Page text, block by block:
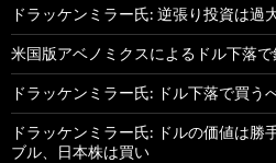
ドラッケンミラー氏: 逆張り投資は過
米国版アベノミクスによるドル下落
ドラッケンミラー氏: ドル下落で買う
ドラッケンミラー氏: ドルの価値は
ブル、日本株は買い